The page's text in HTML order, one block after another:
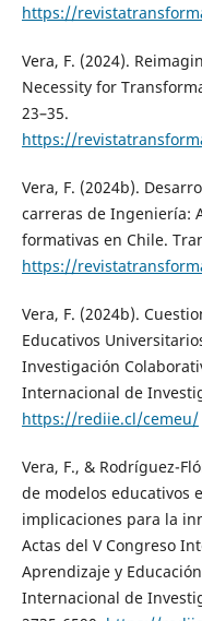
https://
Vera, F. (2024).
Necessity for
23–35.
https://
Vera, F. (2024b).
carreras de Ingeniería:
formativas en Chile.
https://
Vera, F. (2024b).
Educativos
Investigación
Internacional de
https://rediie.cl/cemeu/
Vera, F., & Rodríguez-
de modelos educativos
implicaciones para la
Actas del V Congreso
Aprendizaje y
Internacional de